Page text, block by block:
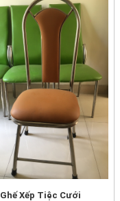
Ghế Xếp Tiệc Cưới